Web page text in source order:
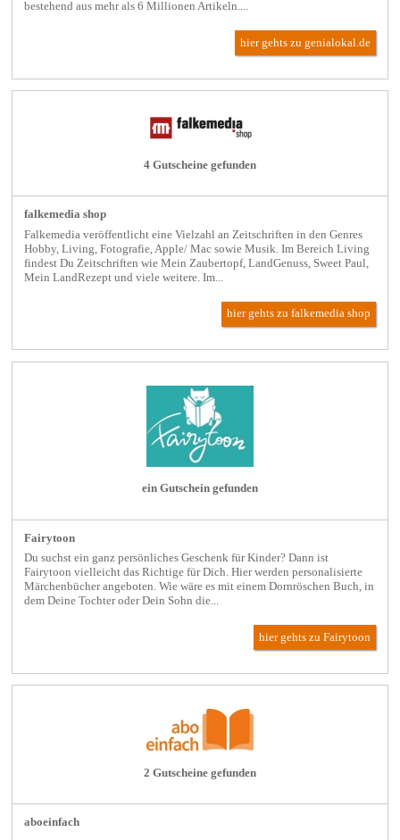
bestehend aus mehr als 6 Millionen Artikeln....
hier gehts zu genialokal.de
4 Gutscheine gefunden
falkemedia shop
Falkemedia veröffentlicht eine Vielzahl an Zeitschriften in den Genres
Hobby, Living, Fotografie, Apple/ Mac sowie Musik. Im Bereich Living
findest Du Zeitschriften wie Mein Zaubertopf, LandGenuss, Sweet Paul,
Mein LandRezept und viele weitere. Im...
hier gehts zu falkemedia shop
ein Gutschein gefunden
Fairytoon
Du suchst ein ganz persönliches Geschenk für Kinder? Dann ist
Fairytoon vielleicht das Richtige für Dich. Hier werden personalisierte
Märchenbücher angeboten. Wie wäre es mit einem Dornröschen Buch, in
dem Deine Tochter oder Dein Sohn die...
hier gehts zu Fairytoon
2 Gutscheine gefunden
aboeinfach